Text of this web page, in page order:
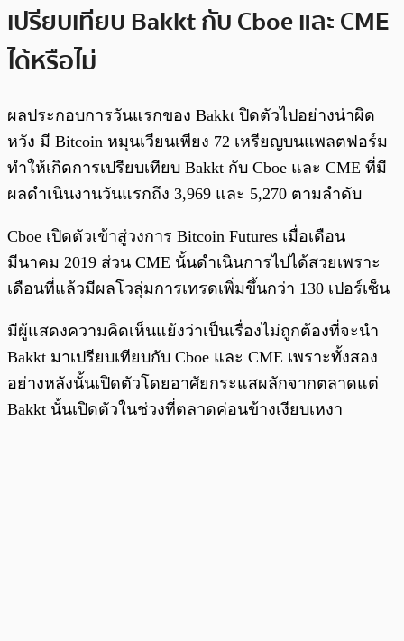
เปรียบเทียบ Bakkt กับ Cboe และ CME
ได้หรือไม่
ผลประกอบการวันแรกของ Bakkt ปิดตัวไปอย่างน่าผิด
หวัง มี Bitcoin หมุนเวียนเพียง 72 เหรียญบนแพลตฟอร์ม
ทำให้เกิดการเปรียบเทียบ Bakkt กับ Cboe และ CME ที่มี
ผลดำเนินงานวันแรกถึง 3,969 และ 5,270 ตามลำดับ
Cboe เปิดตัวเข้าสู่วงการ Bitcoin Futures เมื่อเดือน
มีนาคม 2019 ส่วน CME นั้นดำเนินการไปได้สวยเพราะ
เดือนที่แล้วมีผลโวลุ่มการเทรดเพิ่มขึ้นกว่า 130 เปอร์เซ็น
มีผู้แสดงความคิดเห็นแย้งว่าเป็นเรื่องไม่ถูกต้องที่จะนำ
Bakkt มาเปรียบเทียบกับ Cboe และ CME เพราะทั้งสอง
อย่างหลังนั้นเปิดตัวโดยอาศัยกระแสผลักจากตลาดแต่
Bakkt นั้นเปิดตัวในช่วงที่ตลาดค่อนข้างเงียบเหงา